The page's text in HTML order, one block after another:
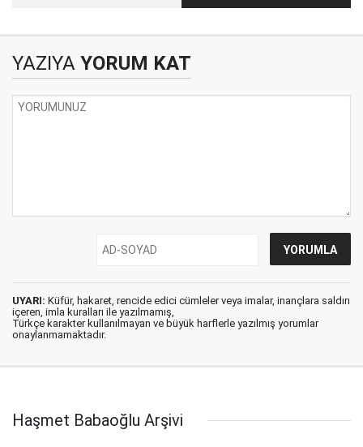
giden
YAZIYA YORUM KAT
UYARI: Küfür, hakaret, rencide edici cümleler veya imalar, inançlara saldırı
içeren, imla kuralları ile yazılmamış,
Türkçe karakter kullanılmayan ve büyük harflerle yazılmış yorumlar
onaylanmamaktadır.
Haşmet Babaoğlu Arşivi